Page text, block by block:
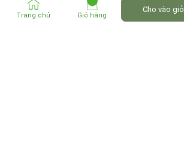
Trang chủ Giỏ hàng
Cho vào giỏ
Hợp tác Affiliate